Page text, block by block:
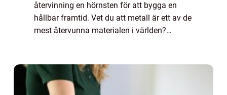
återvinning en hörnsten för att bygga en
hållbar framtid. Vet du att metall är ett av de
mest återvunna materialen i världen?